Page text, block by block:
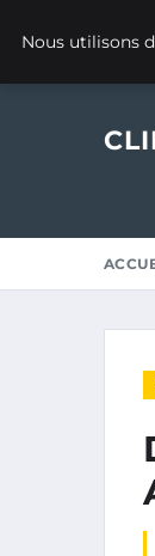
Nous utilisons